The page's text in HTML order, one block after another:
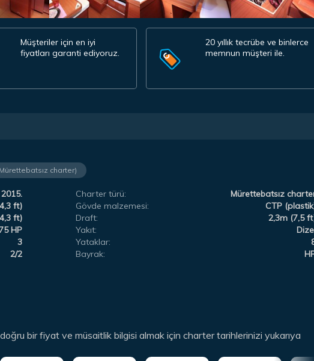
Müşteriler için en iyi
fiyatları garanti ediyoruz.
20 yıllık tecrübe ve binlerce
memnun müşteri ile.
charter)
2015. Charter türü:
Mürettebatsız
ft) Gövde malzemesi:
CTP
ft) Draft:
2,3m (7,5
HP Yakıt:
3 Yataklar:
2/2 Bayrak:
bir fiyat ve müsaitlik bilgisi almak için charter tarihlerinizi yukarıya